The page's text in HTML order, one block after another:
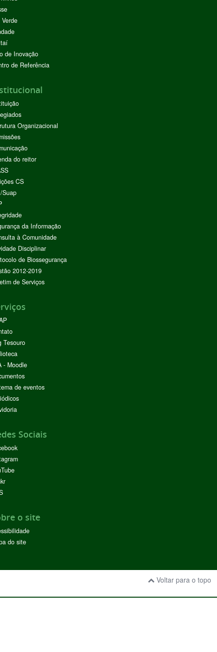
de Inovação
de Referência
Organizacional
do reitor
CS
Suap
da Informação
à Comunidade
Disciplinar
de Biossegurança
2012-2019
de Serviços
Tesouro
- Moodle
de eventos
Sociais
o site
do site
Voltar para o topo